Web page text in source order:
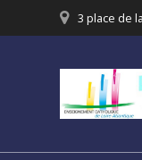
3 place de